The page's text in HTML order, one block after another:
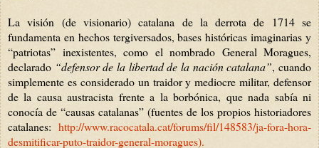
La visión (de visionario) catalana de la derrota de 1714 se
fundamenta en hechos tergiversados, bases históricas imaginarias y
“patriotas” inexistentes, como el nombrado General Moragues,
declarado “defensor de la libertad de la nación catalana”, cuando
simplemente es considerado un traidor y mediocre militar, defensor
de la causa austracista frente a la borbónica, que nada sabía ni
conocía de “causas catalanas” (fuentes de los propios historiadores
catalanes: http://www.racocatala.cat/forums/fil/148583/ja-fora-hora-
desmitificar-puto-traidor-general-moragues).